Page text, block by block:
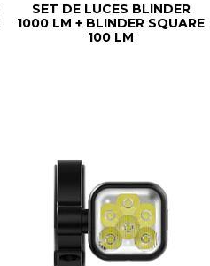
SET DE LUCES BLINDER
1000 LM + BLINDER SQUARE
100 LM